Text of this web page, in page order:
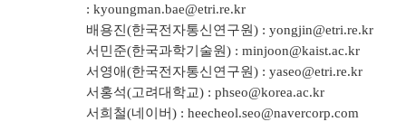
: kyoungman.bae@etri.re.kr
배용진(한국전자통신연구원) : yongjin@etri.re.kr
서민준(한국과학기술원) : minjoon@kaist.ac.kr
서영애(한국전자통신연구원) : yaseo@etri.re.kr
서홍석(고려대학교) : phseo@korea.ac.kr
서희철(네이버) : heecheol.seo@navercorp.com